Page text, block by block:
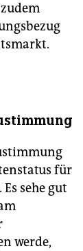
für
sehe gut
werde,